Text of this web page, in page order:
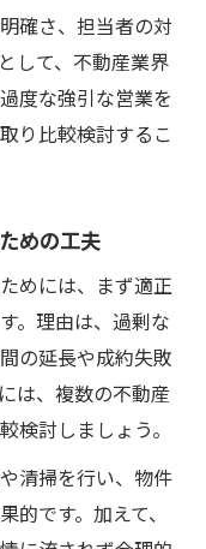
確さ、担当者の対
して、不動産業界
度な強引な営業を
り比較検討するこ
めの工夫
めには、まず適正
。理由は、過剰な
の延長や成約失敗
は、複数の不動産
検討しましょう。
清掃を行い、物件
です。加えて、